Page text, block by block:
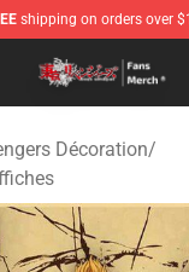
shipping on orders over
Store - Official
Décoration/